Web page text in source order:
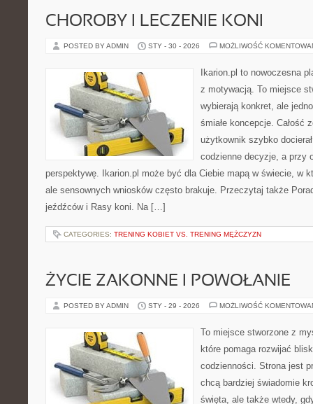
CHOROBY I LECZENIE KONI
POSTED BY ADMIN STY - 30 - 2026 MOŻLIWOŚĆ
Ikarion.pl to nowoczesna
z motywacją. To miejsce
wybierają konkret, ale
śmiałe koncepcje. Całość
użytkownik szybko
codzienne decyzje, a przy
perspektywę. Ikarion.pl może być dla Ciebie mapą w świecie, w
ale sensownych wniosków często brakuje. Przeczytaj także
jeźdźców i Rasy koni. Na […]
CATEGORIES: TRENING KOBIET VS. TRENING MĘŻCZYZN
ŻYCIE ZAKONNE I POWOŁANIE
POSTED BY ADMIN STY - 29 - 2026 MOŻLIWOŚĆ
To miejsce stworzone z
które pomaga rozwijać
codzienności. Strona jest
chcą bardziej świadomie
święta, ale także wtedy,